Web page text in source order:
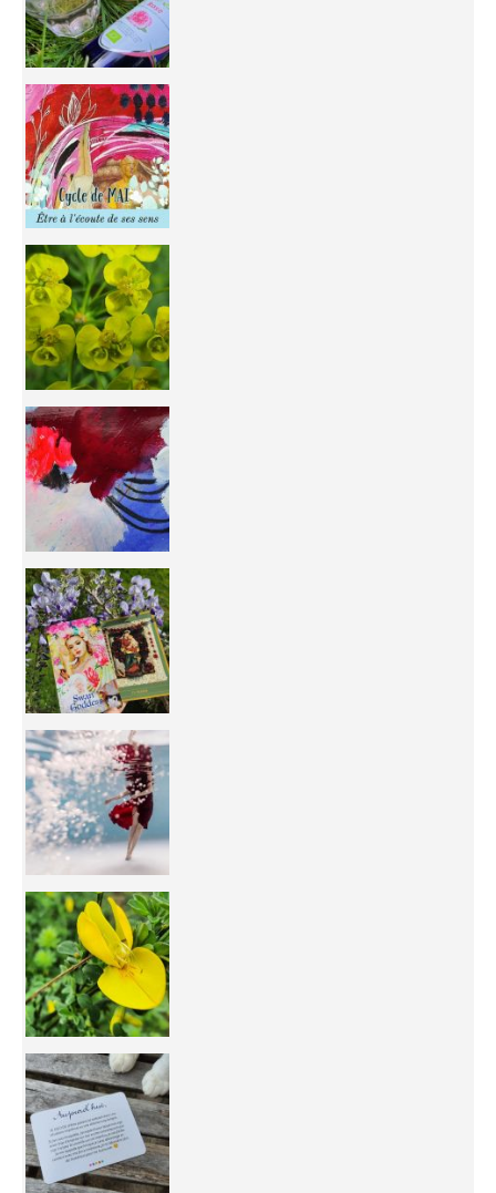
Inhabit your body and understand its
You're
50/50 OR 100/100 ? The day after Ascension, w